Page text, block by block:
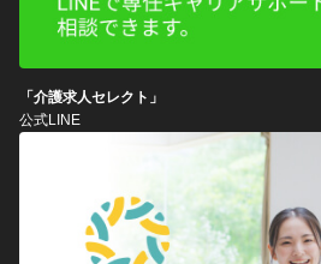
「介護求人セレクト」
公式LINE